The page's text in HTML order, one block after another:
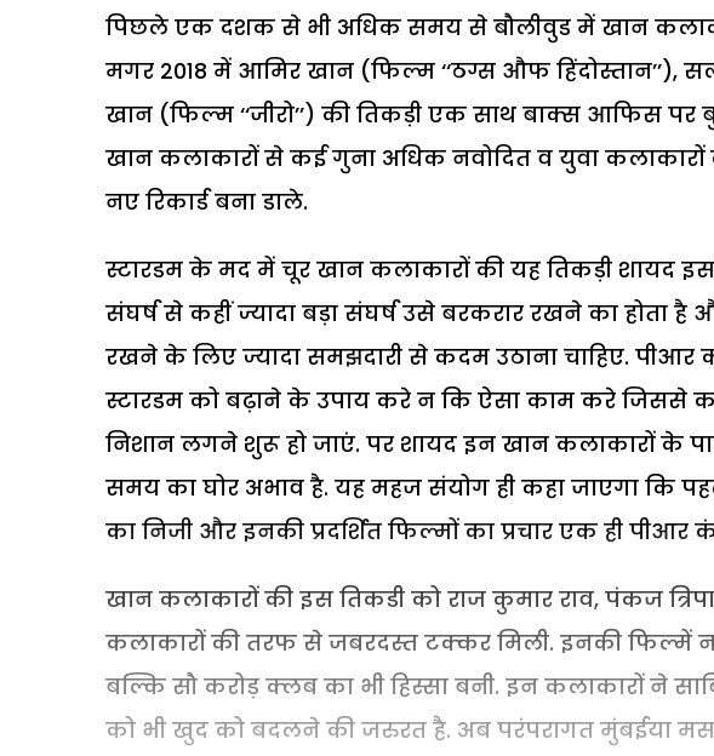
पिछले एक दशक से भी अधिक समय से बौलीवुड में खान
मगर 2018 में आमिर खान (फिल्म ‘‘ठग्स औफ हिंदोस्तान’’),
खान (फिल्म ‘‘जीरो’’) की तिकड़ी एक साथ बाक्स आफिस पर
खान कलाकारों से कई गुना अधिक नवोदित व युवा
नए रिकार्ड बना डाले.
स्टारडम के मद में चूर खान कलाकारों की यह तिकड़ी शायद
संघर्ष से कहीं ज्यादा बड़ा संघर्ष उसे बरकरार रखने का होता
रखने के लिए ज्यादा समझदारी से कदम उठाना चाहिए.
स्टारडम को बढ़ाने के उपाय करे न कि ऐसा काम करे जिससे
निशान लगने शुरू हो जाएं. पर शायद इन खान कलाकारों के
समय का घोर अभाव है. यह महज संयोग ही कहा जाएगा कि
का निजी और इनकी प्रदर्शित फिल्मों का प्रचार एक ही पीआर
खान कलाकारों की इस तिकडी को राज कुमार राव, पंकज
कलाकारों की तरफ से जबरदस्त टक्कर मिली. इनकी फिल्में
बल्कि सौ करोड़ क्लब का भी हिस्सा बनी. इन कलाकारों ने
को भी खुद को बदलने की जरुरत है. अब परंपरागत मुंबईया